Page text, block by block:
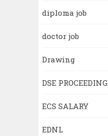
diploma job
doctor job
Drawing
DSE PROCEEDING
ECS SALARY
EDNL